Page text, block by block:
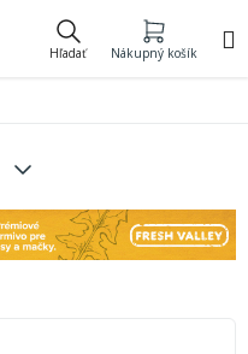
Hľadať Nákupný košík